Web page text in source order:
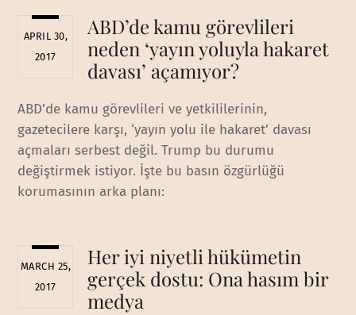
APRIL 30,
2017
ABD’de kamu görevlileri
neden ‘yayın yoluyla hakaret
davası’ açamıyor?
ABD’de kamu görevlileri ve yetkililerinin,
gazetecilere karşı, ‘yayın yolu ile hakaret’ davası
açmaları serbest değil. Trump bu durumu
değiştirmek istiyor. İşte bu basın özgürlüğü
korumasının arka planı:
MARCH 25,
2017
Her iyi niyetli hükümetin
gerçek dostu: Ona hasım bir
medya